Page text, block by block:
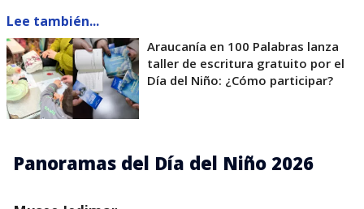
Lee también...
Araucanía en 100 Palabras lanza
taller de escritura gratuito por el
Día del Niño: ¿Cómo participar?
Panoramas del Día del Niño 2026